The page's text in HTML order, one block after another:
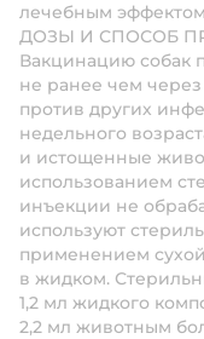
лечебным
ДОЗЫ И СПОСОБ
Вакцинацию собак
не ранее чем
против других
недельного
и истощенные
использованием
инъекции не
используют
применением
в жидком.
1,2 мл жидкого
2,2 мл животным